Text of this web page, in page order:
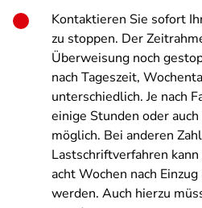
Kontaktieren Sie sofort
zu stoppen. Der
Überweisung noch
nach Tageszeit,
unterschiedlich. Je nach
einige Stunden oder
möglich. Bei anderen
Lastschriftverfahren
acht Wochen nach
werden. Auch hierzu